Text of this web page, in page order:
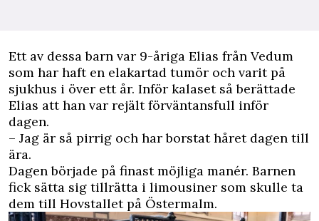
Ett av dessa barn var 9-åriga Elias från Vedum
som har haft en elakartad tumör och varit på
sjukhus i över ett år. Inför kalaset så berättade
Elias att han var rejält förväntansfull inför
dagen.
– Jag är så pirrig och har borstat håret dagen till
ära.
Dagen började på finast möjliga manér. Barnen
fick sätta sig tillrätta i limousiner som skulle ta
dem till Hovstallet på Östermalm.